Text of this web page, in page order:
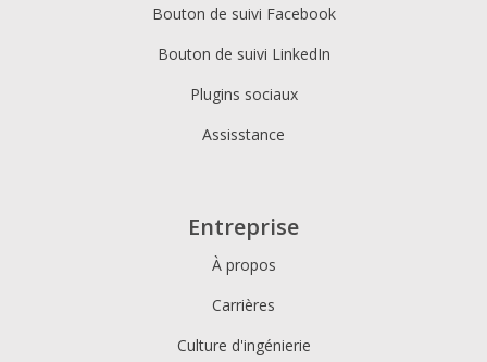
Bouton de suivi Facebook
Bouton de suivi LinkedIn
Plugins sociaux
Assisstance
Entreprise
À propos
Carrières
Culture d'ingénierie